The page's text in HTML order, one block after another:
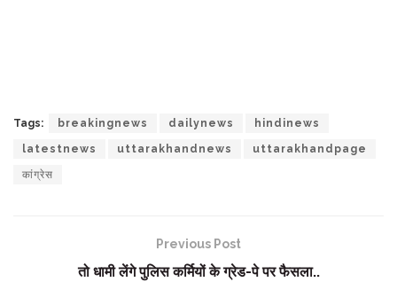
Tags: breakingnews dailynews hindinews
latestnews uttarakhandnews uttarakhandpage
कांग्रेस
Previous Post
तो धामी लेंगे पुलिस कर्मियों के ग्रेड-पे पर फैसला..